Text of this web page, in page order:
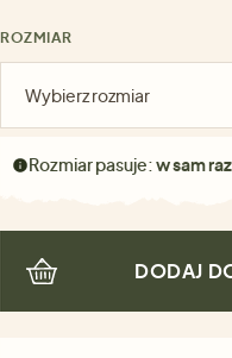
ROZMIAR
Wybierz rozmiar
Rozmiar pasuje:w sam raz
DODAJ